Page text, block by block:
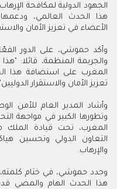
الجهود الدولية لمكافحة
هذا الحدث العالمي،
الأعضاء في تعزيز الأمان
وأكد حموشي، على الدور
والجريمة المنظمة، قائلا:
المغرب على استضافة هذا
تعزيز الأمان والاستقرار
وأشاد المدير العام للأمن
وتطورها الكبير في مواجهة
المغرب، تحت قيادة
التعاون الدولي وتحسين
والإرهاب.
وجدد حموشي، في ختام كلمته،
هذا الحدث الهام والمضي